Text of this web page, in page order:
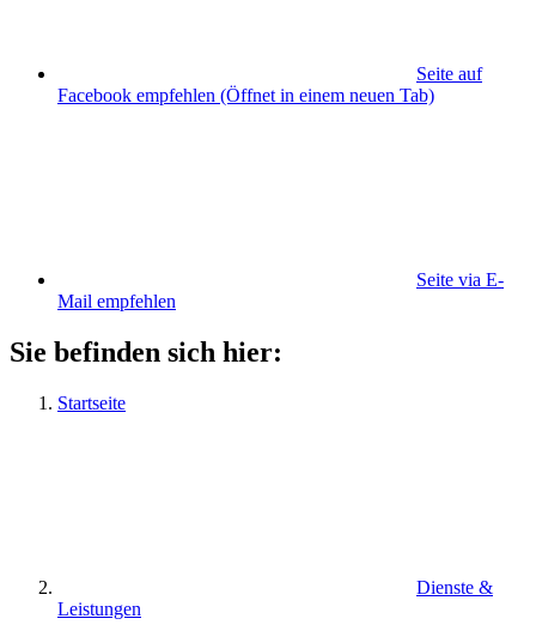
Seite auf
Facebook empfehlen (Öffnet in einem neuen Tab)
Seite via E-
Mail empfehlen
Sie befinden sich hier:
Startseite
Dienste &
Leistungen